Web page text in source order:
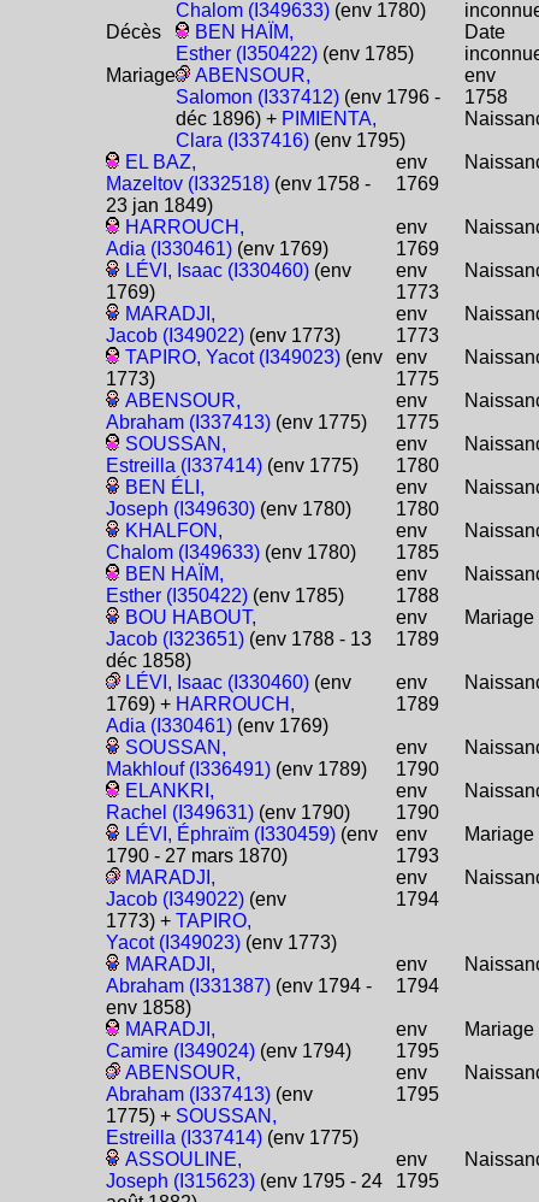
Chalom (I349633)(env 1780)
Décès
BEN HAÏM,
Esther (I350422)(env 1785)
Date
Mariage
ABENSOUR,
Salomon (I337412)(env 1796 -
déc 1896) + PIMIENTA,
Clara (I337416)(env 1795)
env
1758
EL BAZ,
Mazeltov (I332518) (env 1758 -
23 jan 1849)
env
1769
HARROUCH,
Adia (I330461) (env 1769)
env
1769
LÉVI, Isaac (I330460) (env
1769)
env
1773
MARADJI,
Jacob (I349022) (env 1773)
env
1773
TAPIRO, Yacot (I349023) (env
1773)
env
1775
ABENSOUR,
Abraham (I337413) (env 1775)
env
1775
SOUSSAN,
Estreilla (I337414) (env 1775)
env
1780
BEN ÉLI,
Joseph (I349630) (env 1780)
env
1780
KHALFON,
Chalom (I349633) (env 1780)
env
1785
BEN HAÏM,
Esther (I350422) (env 1785)
env
1788
BOU HABOUT,
Jacob (I323651) (env 1788 - 13
déc 1858)
env
1789
Mariage
LÉVI, Isaac (I330460) (env
1769) + HARROUCH,
Adia (I330461) (env 1769)
env
1789
SOUSSAN,
Makhlouf (I336491) (env 1789)
env
1790
ELANKRI,
Rachel (I349631) (env 1790)
env
1790
LÉVI, Éphraïm (I330459) (env
1790 - 27 mars 1870)
env
1793
Mariage
MARADJI,
Jacob (I349022) (env
1773) +TAPIRO,
Yacot (I349023) (env 1773)
env
1794
MARADJI,
Abraham (I331387) (env 1794 -
env 1858)
env
1794
MARADJI,
Camire (I349024) (env 1794)
env
1795
Mariage
ABENSOUR,
Abraham (I337413) (env
1775) + SOUSSAN,
Estreilla (I337414) (env 1775)
env
1795
ASSOULINE,
Joseph (I315623) (env 1795 - 24
env
1795